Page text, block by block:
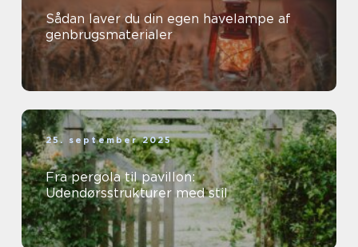
Sådan laver du din egen havelampe af
genbrugsmaterialer
25. september 2025
Fra pergola til pavillon:
Udendørsstrukturer med stil